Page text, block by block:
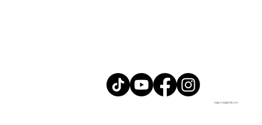
iceguru2@gmail.com